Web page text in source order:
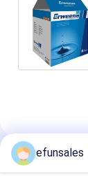
Rekomendasi
efunsales